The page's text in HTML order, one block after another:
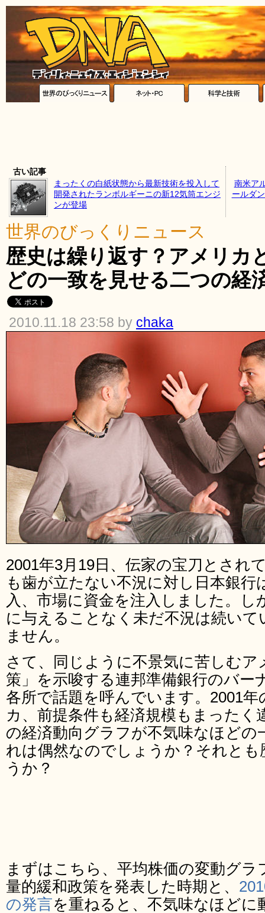
古い記事
まったくの白紙状態から最新技術を投入して
開発されたランボルギーニの新12気筒エンジ
ンが登場
南米ア
ールダ
世界のびっくりニュース
歴史は繰り返す？アメリカ
どの一致を見せる二つの経
2010.11.18 23:58 by chaka
2001年3月19日、伝家の宝刀とされ
も歯が立たない不況に対し日本銀行
入、市場に資金を注入しました。し
に与えることなく未だ不況は続い
ません。
さて、同じように不景気に苦しむア
策」を示唆する連邦準備銀行のバー
各所で話題を呼んでいます。2001
カ、前提条件も経済規模もまったく
の経済動向グラフが不気味なほどの
れは偶然なのでしょうか？それと
うか？
まずはこちら、平均株価の変動グラ
量的緩和政策を発表した時期と、
の発言を重ねると、不気味なほどに